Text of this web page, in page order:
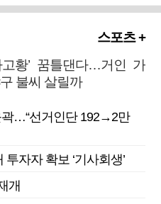
스포츠 +
고황’ 꿈틀댄다…거인 가
불씨 살릴까
곽…“선거인단 192→2만
자자 확보 ‘기사회생’
개